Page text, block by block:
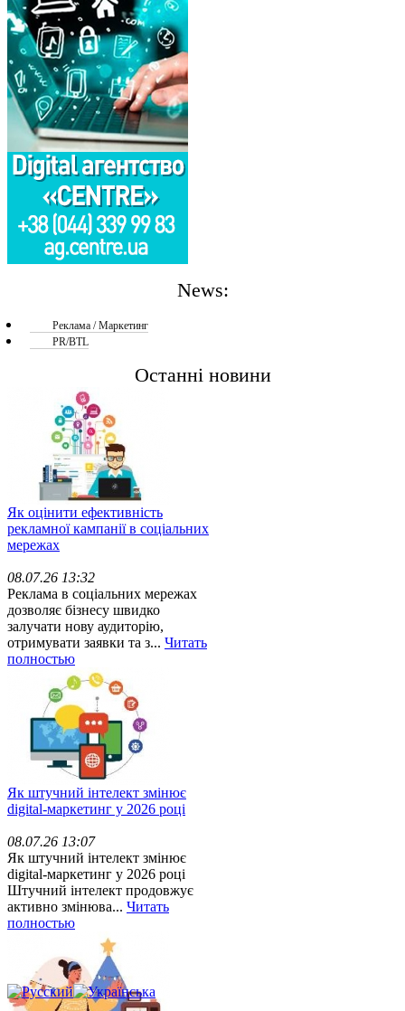
News:
Реклама / Маркетинг
PR/BTL
Останні новини
Як оцінити ефективність
рекламної кампанії в соціальних
мережах
08.07.26 13:32
Реклама в соціальних мережах
дозволяє бізнесу швидко
залучати нову аудиторію,
отримувати заявки та з... Читать
полностью
Як штучний інтелект змінює
digital-маркетинг у 2026 році
08.07.26 13:07
Як штучний інтелект змінює
digital-маркетинг у 2026 році
Штучний інтелект продовжує
активно змінюва... Читать
полностью